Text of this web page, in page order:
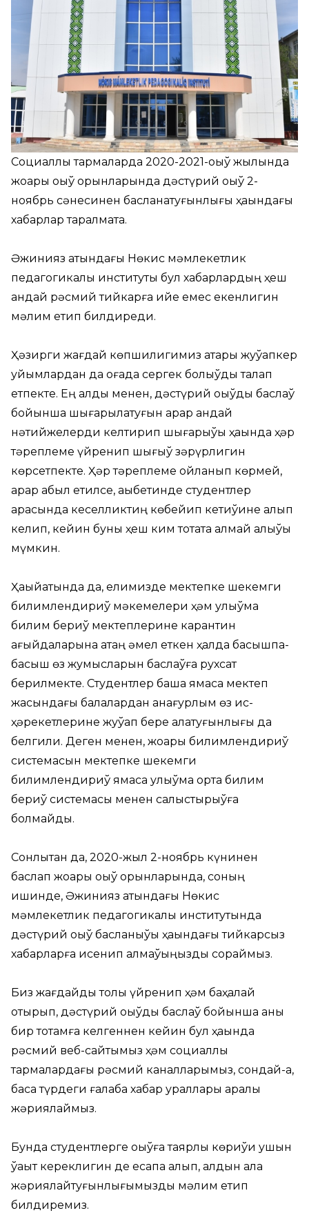
Социаллық тармақларда 2020-2021-оқыў жылында
жоқары оқыў орынларында дәстүрий оқыў 2-
ноябрь сәнесинен басланатуғынлығы ҳаққындағы
хабарлар тарқалмақта.
Әжинияз атындағы Нөкис мәмлекетлик
педагогикалық институты бул хабарлардың ҳеш
қандай рәсмий тийкарға ийе емес екенлигин
мәлим етип билдиреди.
Ҳәзирги жағдай көпшилигимиз қатары жуўапкер
уйымлардан да оғада сергек болыўды талап
етпекте. Ең алды менен, дәстүрий оқыўды баслаў
бойынша шығарылатуғын қарар қандай
нәтийжелерди келтирип шығарыўы ҳаққында ҳәр
тәреплеме үйренип шығыў зәрүрлигин
көрсетпекте. Ҳәр тәреплеме ойланып көрмей,
қарар қабыл етилсе, ақыбетинде студентлер
арасында кеселликтиң көбейип кетиўине алып
келип, кейин буны ҳеш ким тоқтата алмай қалыўы
мүмкин.
Ҳақыйқатында да, елимизде мектепке шекемги
билимлендириў мәкемелери ҳәм улыўма
билим бериў мектеплерине карантин
қағыйдаларына қатаң әмел еткен ҳалда басқышпа-
басқыш өз жумысларын баслаўға рухсат
берилмекте. Студентлер бақша ямаса мектеп
жасындағы балалардан анағурлым өз ис-
ҳәрекетлерине жуўап бере алатуғынлығы да
белгили. Деген менен, жоқары билимлендириў
системасын мектепке шекемги
билимлендириў ямаса улыўма орта билим
бериў системасы менен салыстырыўға
болмайды.
Сонлықтан да, 2020-жыл 2-ноябрь күнинен
баслап жоқары оқыў орынларында, соның
ишинде, Әжинияз атындағы Нөкис
мәмлекетлик педагогикалық институтында
дәстүрий оқыў басланыўы ҳаққындағы тийкарсыз
хабарларға исенип қалмаўыңызды сораймыз.
Биз жағдайды толық үйренип ҳәм баҳалай
отырып, дәстүрий оқыўды баслаў бойынша анық
бир тоқтамға келгеннен кейин бул ҳаққында
рәсмий веб-сайтымыз ҳәм социаллық
тармақлардағы рәсмий каналларымыз, сондай-ақ,
басқа түрдеги ғалаба хабар қураллары арқалы
жәриялаймыз.
Бунда студентлерге оқыўға таярлық көриўи ушын
ўақыт кереклигин де есапқа алып, алдын ала
жәриялайтуғынлығымызды мәлим етип
билдиремиз.